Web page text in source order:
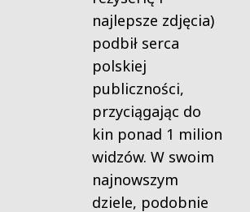
najlepsze zdjęcia)
podbił serca
polskiej
publiczności,
przyciągając do
kin ponad 1 milion
widzów. W swoim
najnowszym
dziele, podobnie